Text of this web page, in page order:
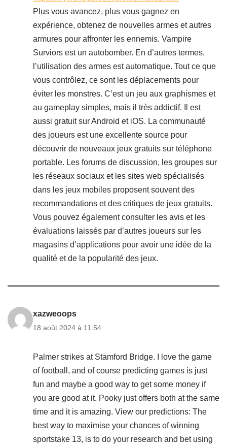
Plus vous avancez, plus vous gagnez en
expérience, obtenez de nouvelles armes et autres
armures pour affronter les ennemis. Vampire
Surviors est un autobomber. En d’autres termes,
l’utilisation des armes est automatique. Tout ce que
vous contrôlez, ce sont les déplacements pour
éviter les monstres. C’est un jeu aux graphismes et
au gameplay simples, mais il très addictif. Il est
aussi gratuit sur Android et iOS. La communauté
des joueurs est une excellente source pour
découvrir de nouveaux jeux gratuits sur téléphone
portable. Les forums de discussion, les groupes sur
les réseaux sociaux et les sites web spécialisés
dans les jeux mobiles proposent souvent des
recommandations et des critiques de jeux gratuits.
Vous pouvez également consulter les avis et les
évaluations laissés par d’autres joueurs sur les
magasins d’applications pour avoir une idée de la
qualité et de la popularité des jeux.
xazweoops
18 août 2024 à 11:54
Palmer strikes at Stamford Bridge. I love the game
of football, and of course predicting games is just
fun and maybe a good way to get some money if
you are good at it. Pooky just offers both at the same
time and it is amazing. View our predictions: The
best way to maximise your chances of winning
sportstake 13, is to do your research and bet using